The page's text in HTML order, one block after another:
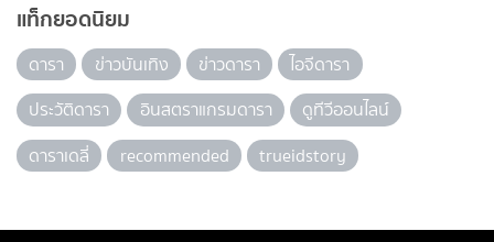
แท็กยอดนิยม
ดารา ข่าวบันเทิง ข่าวดารา
ไอจีดารา
ประวัติดารา
อินสตราแกรมดารา
ดูทีวีออนไลน์
ดาราเดลี่
recommended trueidstory